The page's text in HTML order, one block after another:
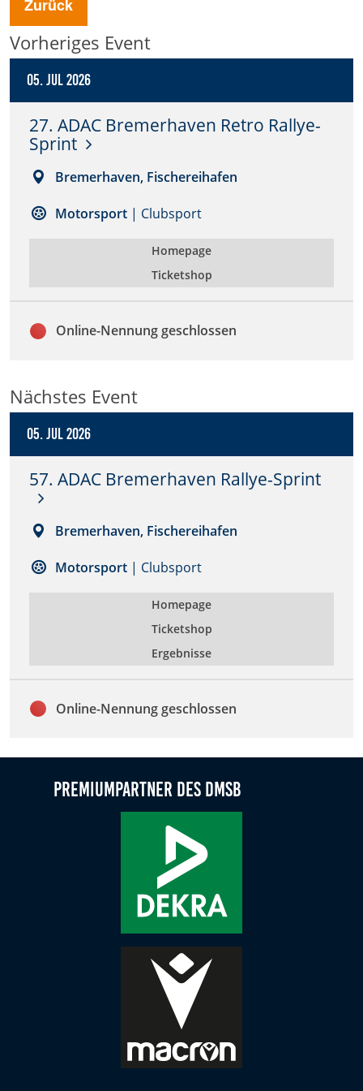
Zurück
Vorheriges Event
05. Jul 2026
27. ADAC Bremerhaven Retro Rallye-
Sprint
Bremerhaven, Fischereihafen
Motorsport | Clubsport
Homepage
Ticketshop
Online-Nennung geschlossen
Nächstes Event
05. Jul 2026
57. ADAC Bremerhaven Rallye-Sprint
Bremerhaven, Fischereihafen
Motorsport | Clubsport
Homepage
Ticketshop
Ergebnisse
Online-Nennung geschlossen
Premiumpartner des DMSB
Anbieter:
DMSB
Zweck:
Dieser Cookie speichert Informationen zu
verwendeten Hintergrundbildern der Website.
Cookie Laufzeit:
24 Stunden
Cookie Consent
Anbieter:
DMSB
Dieser Cookie speichert die gewählten Cookie-
Einstellungen.
Statistiken
Cookies, die der Sammlung von Informationen und
Erstellung von Berichten über die Website-
Besucher persönlich identifiziert werden können.
_gat, _ga, _gid
Google LLC
Zweck:
Diese Cookies dienen zur Erhebung von Statistiken zur
Medien & externe Dienste
Um Inhalte von Videoplattformen und weiteren externen
Diensten anzeigen zu können, werden von diesen ggf.
Cookies gesetzt. Die Einbindung kann bei Bedarf einzeln